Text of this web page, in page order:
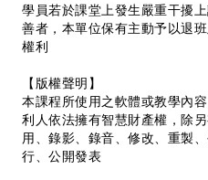
學員若於課堂上發生嚴重干擾
善者，本單位保有主動予以退
權利
【版權聲明】
本課程所使用之軟體或教學內
利人依法擁有智慧財產權，除
用、錄影、錄音、修改、重製
行、公開發表